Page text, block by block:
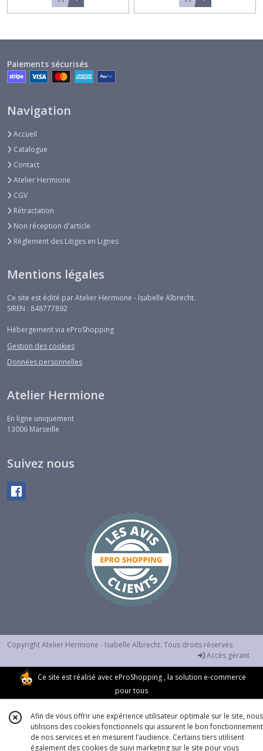
Paiements sécurisés
Navigation
Accueil
Catalogue
Contact
Atelier Hermione
CGV
Rétractation
Non réception d'article
Règlement des Litiges en Lignes
Mentions légales
Ce site est édité par Atelier Hermione - Isabelle Albrecht.
SIREN : 848777892
Hébergement via eProShopping
Gestion des cookies
Données personnelles
Atelier Hermione
En ligne uniquement
13006 Marseille
Suivez nous
Copyright Atelier Hermione - Isabelle Albrecht. Tous droits réservés.
Accès gérant
Ce site est réalisé avec eProShopping , la solution e-commerce
pour tous
Afin de vous offrir une expérience utilisateur optimale sur le site, nous
utilisons des cookies fonctionnels qui assurent le bon fonctionnement
de nos services et en mesurent l’audience. Certains tiers utilisent
également des cookies de suivi marketing sur le site pour vous